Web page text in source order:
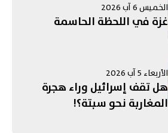
الخميس 6 آب 2026
غزة في اللحظة الحاسمة
الأربعاء 5 آب 2026
هل تقف إسرائيل وراء هجرة
المغاربة نحو سبتة؟!